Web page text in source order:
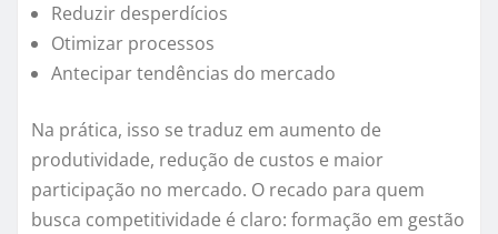
Reduzir desperdícios
Otimizar processos
Antecipar tendências do mercado
Na prática, isso se traduz em aumento de
produtividade, redução de custos e maior
participação no mercado. O recado para quem
busca competitividade é claro: formação em gestão